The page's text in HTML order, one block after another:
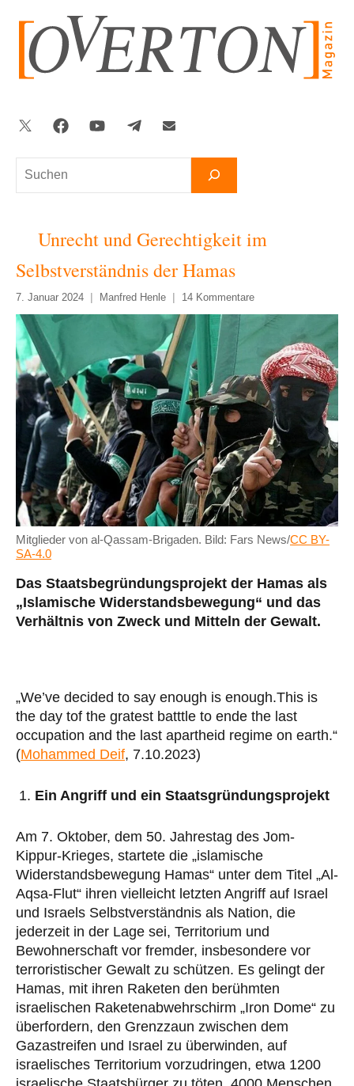
springen
Suchen
Twitter FacebookYouTubeTelegram
Unrecht und Gerechtigkeit im
Selbstverständnis der Hamas
7. Januar 2024 Manfred Henle 14 Kommentare
Mitglieder von al-Qassam-Brigaden. Bild: Fars News/CC BY-
SA-4.0
Das Staatsbegründungsprojekt der Hamas als
„Islamische Widerstandsbewegung“ und das
Verhältnis von Zweck und Mitteln der Gewalt.
„We’ve decided to say enough is enough.This is
the day tof the gratest batttle to ende the last
occupation and the last apartheid regime on earth.“
(Mohammed Deif, 7.10.2023)
Ein Angriff und ein Staatsgründungsprojekt
Am 7. Oktober, dem 50. Jahrestag des Jom-
Kippur-Krieges, startete die „islamische
Widerstandsbewegung Hamas“ unter dem Titel „Al-
Aqsa-Flut“ ihren vielleicht letzten Angriff auf Israel
und Israels Selbstverständnis als Nation, die
jederzeit in der Lage sei, Territorium und
Bewohnerschaft vor fremder, insbesondere vor
terroristischer Gewalt zu schützen. Es gelingt der
Hamas, mit ihren Raketen den berühmten
israelischen Raketenabwehrschirm „Iron Dome“ zu
überfordern, den Grenzzaun zwischen dem
Gazastreifen und Israel zu überwinden, auf
israelisches Territorium vorzudringen, etwa 1200